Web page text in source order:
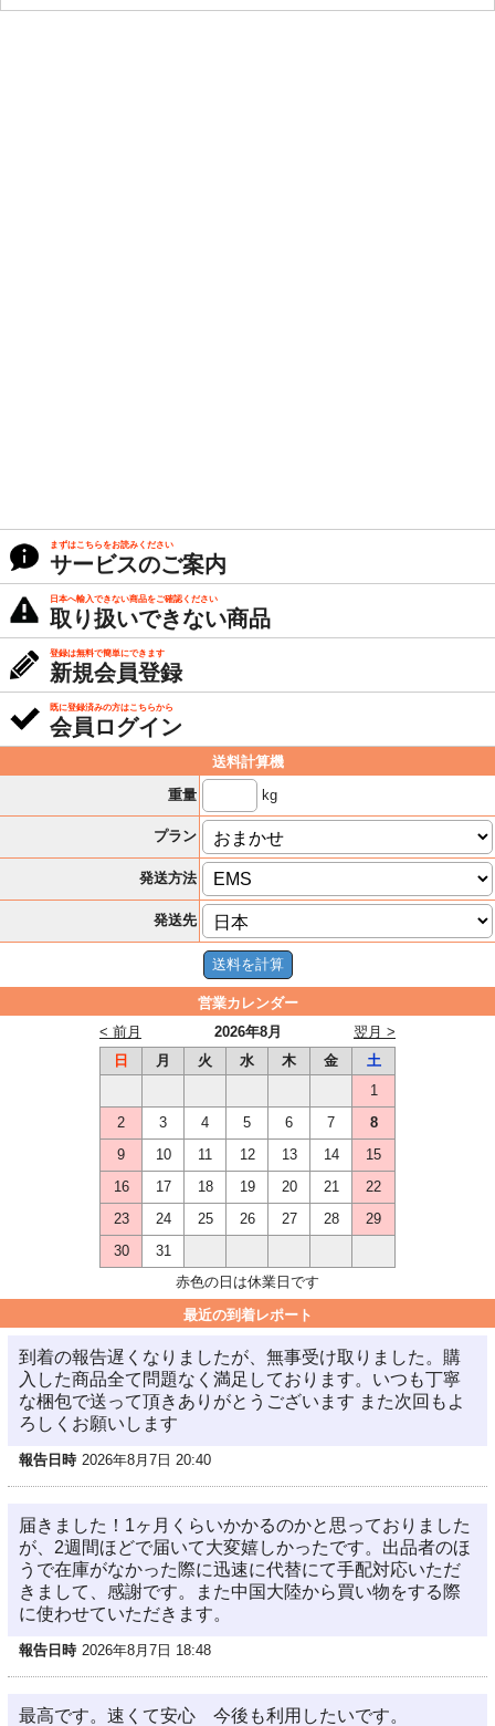
まずはこちらをお読みください
サービスのご案内
日本へ輸入できない商品をご確認ください
取り扱いできない商品
登録は無料で簡単にできます
新規会員登録
既に登録済みの方はこちらから
会員ログイン
送料計算機
重量
kg
プラン
発送方法
発送先
営業カレンダー
2026年8月
< 前月
翌月 >
日
月 火 水 木 金
土
1
2
3 4 5 6 7
8
9
10 11 12 13 14
15
16
17 18 19 20 21
22
23
24 25 26 27 28
29
30
31
赤色の日は休業日です
最近の到着レポート
到着の報告遅くなりましたが、無事受け取りました。購
入した商品全て問題なく満足しております。いつも丁寧
な梱包で送って頂きありがとうございます また次回もよ
ろしくお願いします
報告日時 2026年8月7日 20:40
届きました！1ヶ月くらいかかるのかと思っておりました
が、2週間ほどで届いて大変嬉しかったです。出品者のほ
うで在庫がなかった際に迅速に代替にて手配対応いただ
きまして、感謝です。また中国大陸から買い物をする際
に使わせていただきます。
報告日時 2026年8月7日 18:48
最高です。速くて安心 今後も利用したいです。